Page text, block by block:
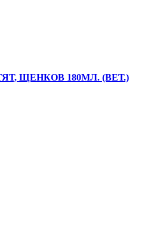
ЩЕНКОВ 180МЛ. (ВЕТ.)